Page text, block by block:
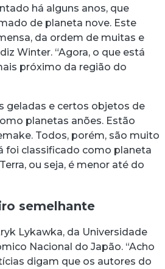
há alguns anos, que
de planeta nove. Este
da ordem de muitas e
Winter. “Agora, o que está
próximo da região do
geladas e certos objetos de
planetas anões. Estão
Todos, porém, são muito
foi classificado como planeta
ou seja, é menor até do
semelhante
Lykawka, da Universidade
Nacional do Japão. “Acho
digam que os autores do